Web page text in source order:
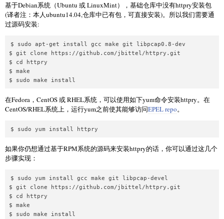
基于Debian系统（Ubuntu 或 LinuxMint），基础仓库中没有httpry安装包
(译者注：本人ubuntu14.04,仓库中已有包，可直接安装)。所以我们需要通
过源码安装:
$ sudo apt-get install gcc make git libpcap0.8-dev
$ git clone https://github.com/jbittel/httpry.git
$ cd httpry
$ make
在Fedora，CentOS 或 RHEL系统，可以使用如下yum命令安装httpry。在
CentOS/RHEL系统上，运行yum之前使其能够访问EPEL repo。
如果你仍想通过基于RPM系统的源码来安装httpry的话，你可以通过这几个
步骤实现：
$ sudo yum install gcc make git libpcap-devel
$ git clone https://github.com/jbittel/httpry.git
$ cd httpry
$ make